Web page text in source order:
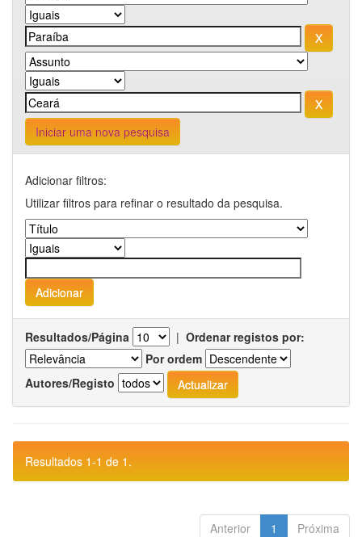
Iniciar uma nova pesquisa
Adicionar filtros:
Utilizar filtros para refinar o resultado da pesquisa.
Resultados/Página | Ordenar registos por:
Por ordem
Autores/Registo
Resultados 1-1 de 1.
Anterior 1 Próxima